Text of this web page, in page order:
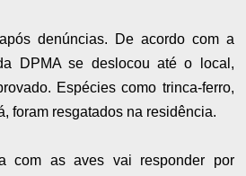
denúncias. De acordo com a
DPMA se deslocou até o local,
Espécies como trinca-ferro,
foram resgatados na residência.
com as aves vai responder por